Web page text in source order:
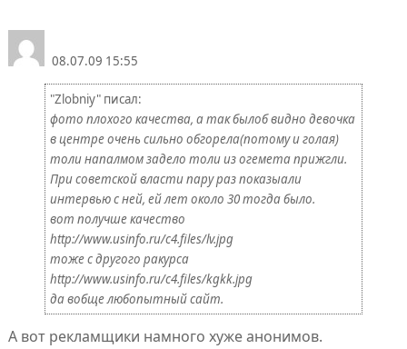
08.07.09 15:55
"Zlobniy" писал:
фото плохого качества, а так былоб видно девочка
в центре очень сильно обгорела(потому и голая)
толи напалмом задело толи из огемета прижгли.
При советской власти пару раз показыали
интервью с ней, ей лет около 30 тогда было.
вот получше качество
http://www.usinfo.ru/c4.files/lv.jpg
тоже с другого ракурса
http://www.usinfo.ru/c4.files/kgkk.jpg
да вобще любопытный сайт.
А вот рекламщики намного хуже анонимов.